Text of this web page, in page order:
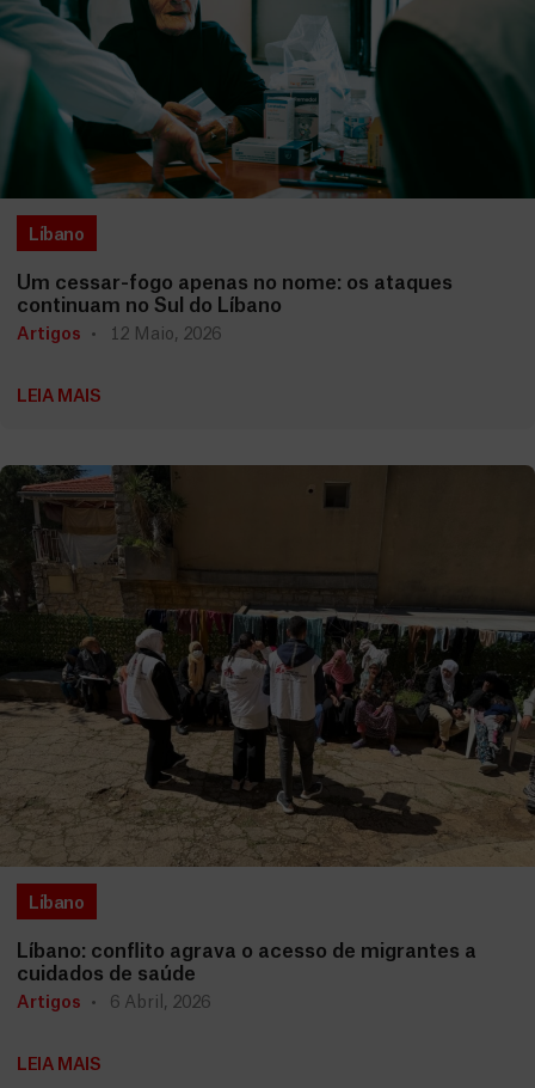
Líbano
Um cessar-fogo apenas no nome: os ataques
continuam no Sul do Líbano
Artigos 12 Maio, 2026
LEIA MAIS
Líbano
Líbano: conflito agrava o acesso de migrantes a
cuidados de saúde
Artigos 6 Abril, 2026
LEIA MAIS